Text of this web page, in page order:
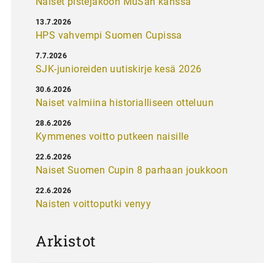
HPS vahvempi Suomen Cupissa
13.7.2026
SJK-junioreiden uutiskirje kesä 2026
7.7.2026
Naiset valmiina historialliseen otteluun
30.6.2026
Kymmenes voitto putkeen naisille
28.6.2026
Naiset Suomen Cupin 8 parhaan joukkoon
22.6.2026
Naisten voittoputki venyy
22.6.2026
Arkistot